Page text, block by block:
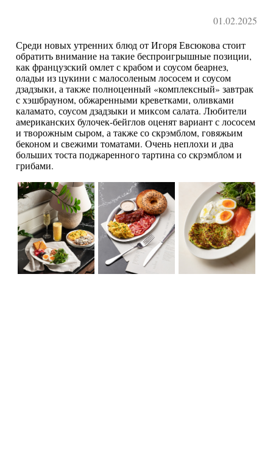
01.02.2025
Среди новых утренних блюд от Игоря Евсюкова стоит
обратить внимание на такие беспроигрышные позиции,
как французский омлет с крабом и соусом беарнез,
оладьи из цукини с малосоленым лососем и соусом
дзадзыки, а также полноценный «комплексный» завтрак
с хэшбрауном, обжаренными креветками, оливками
каламато, соусом дзадзыки и миксом салата. Любители
американских булочек-бейглов оценят вариант с лососем
и творожным сыром, а также со скрэмблом, говяжьим
беконом и свежими томатами. Очень неплохи и два
больших тоста поджаренного тартина со скрэмблом и
грибами.